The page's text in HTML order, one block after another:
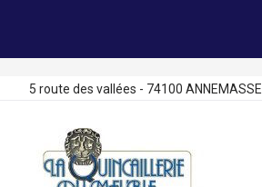
5 route des vallées - 74100 ANNEMASSE